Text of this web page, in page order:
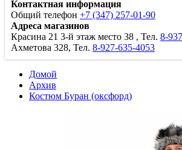
Контактная информация
Общий телефон +7 (347) 257-01-90
Адреса магазинов
Красина 21 3-й этаж место 38 , Тел. 8-
Ахметова 328, Тел. 8-927-635-4053
Домой
Архив
Костюм Буран (оксфорд)